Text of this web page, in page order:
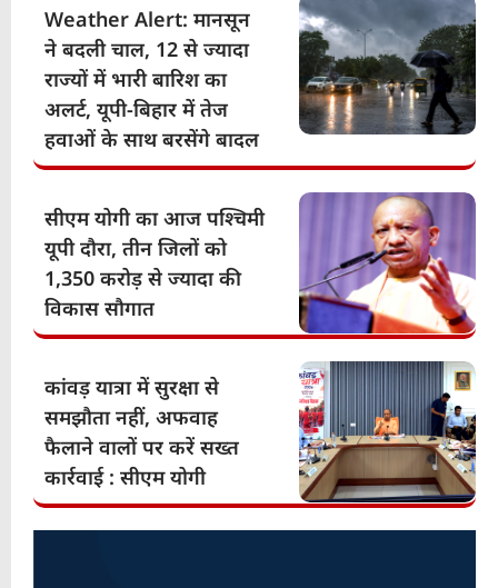
Weather Alert: मानसून
ने बदली चाल, 12 से ज्यादा
राज्यों में भारी बारिश का
अलर्ट, यूपी-बिहार में तेज
हवाओं के साथ बरसेंगे बादल
सीएम योगी का आज पश्चिमी
यूपी दौरा, तीन जिलों को
1,350 करोड़ से ज्यादा की
विकास सौगात
कांवड़ यात्रा में सुरक्षा से
समझौता नहीं, अफवाह
फैलाने वालों पर करें सख्त
कार्रवाई : सीएम योगी